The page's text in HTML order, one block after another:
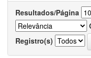
Resultados/Página
Registro(s)